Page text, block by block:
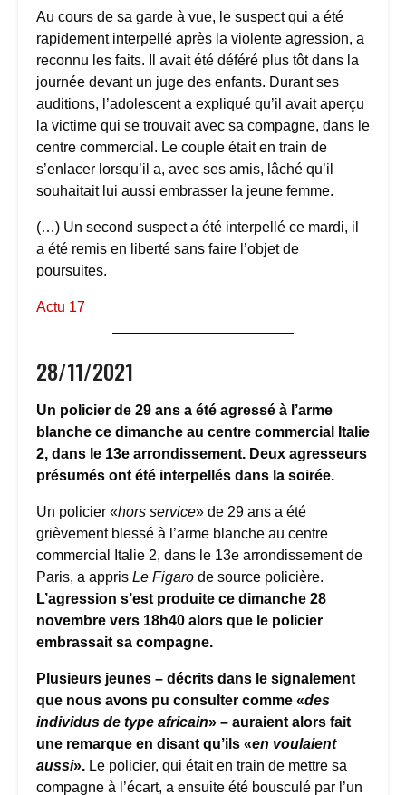
Au cours de sa garde à vue, le suspect qui a été
rapidement interpellé après la violente agression, a
reconnu les faits. Il avait été déféré plus tôt dans la
journée devant un juge des enfants. Durant ses
auditions, l’adolescent a expliqué qu’il avait aperçu
la victime qui se trouvait avec sa compagne, dans le
centre commercial. Le couple était en train de
s’enlacer lorsqu’il a, avec ses amis, lâché qu’il
souhaitait lui aussi embrasser la jeune femme.
(…) Un second suspect a été interpellé ce mardi, il
a été remis en liberté sans faire l’objet de
poursuites.
Actu 17
28/11/2021
Un policier de 29 ans a été agressé à l’arme
blanche ce dimanche au centre commercial Italie
2, dans le 13e arrondissement. Deux agresseurs
présumés ont été interpellés dans la soirée.
Un policier «hors service» de 29 ans a été
grièvement blessé à l’arme blanche au centre
commercial Italie 2, dans le 13e arrondissement de
Paris, a appris Le Figaro de source policière.
L’agression s’est produite ce dimanche 28
novembre vers 18h40 alors que le policier
embrassait sa compagne.
Plusieurs jeunes – décrits dans le signalement
que nous avons pu consulter comme «des
individus de type africain» – auraient alors fait
une remarque en disant qu’ils «en voulaient
aussi». Le policier, qui était en train de mettre sa
compagne à l’écart, a ensuite été bousculé par l’un